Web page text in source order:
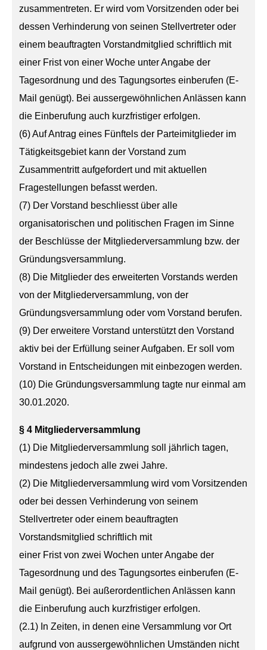
zusammentreten. Er wird vom Vorsitzenden oder bei
dessen Verhinderung von seinen Stellvertreter oder
einem beauftragten Vorstandmitglied schriftlich mit
einer Frist von einer Woche unter Angabe der
Tagesordnung und des Tagungsortes einberufen (E-
Mail genügt). Bei aussergewöhnlichen Anlässen kann
die Einberufung auch kurzfristiger erfolgen.
(6) Auf Antrag eines Fünftels der Parteimitglieder im
Tätigkeitsgebiet kann der Vorstand zum
Zusammentritt aufgefordert und mit aktuellen
Fragestellungen befasst werden.
(7) Der Vorstand beschliesst über alle
organisatorischen und politischen Fragen im Sinne
der Beschlüsse der Mitgliederversammlung bzw. der
Gründungsversammlung.
(8) Die Mitglieder des erweiterten Vorstands werden
von der Mitgliederversammlung, von der
Gründungsversammlung oder vom Vorstand berufen.
(9) Der erweitere Vorstand unterstützt den Vorstand
aktiv bei der Erfüllung seiner Aufgaben. Er soll vom
Vorstand in Entscheidungen mit einbezogen werden.
(10) Die Gründungsversammlung tagte nur einmal am
30.01.2020.
§ 4 Mitgliederversammlung
(1) Die Mitgliederversammlung soll jährlich tagen,
mindestens jedoch alle zwei Jahre.
(2) Die Mitgliederversammlung wird vom Vorsitzenden
oder bei dessen Verhinderung von seinem
Stellvertreter oder einem beauftragten
Vorstandsmitglied schriftlich mit
einer Frist von zwei Wochen unter Angabe der
Tagesordnung und des Tagungsortes einberufen (E-
Mail genügt). Bei außerordentlichen Anlässen kann
die Einberufung auch kurzfristiger erfolgen.
(2.1) In Zeiten, in denen eine Versammlung vor Ort
aufgrund von aussergewöhnlichen Umständen nicht